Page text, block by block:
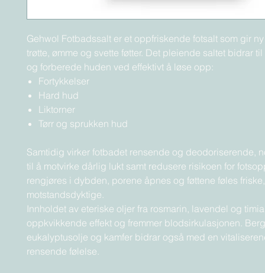
Gehwol Fotbadssalt er et oppfriskende fotsalt som gir
trøtte, ømme og svette føtter. Det pleiende saltet bidrar
og forberede huden ved effektivt å løse opp:
Fortykkelser
Hard hud
Liktorner
Tørr og sprukken hud
Samtidig virker fotbadet rensende og deodoriserende,
til å motvirke dårlig lukt samt redusere risikoen for
rengjøres i dybden, porene åpnes og føttene føles
motstandsdyktige.
Innholdet av eteriske oljer fra rosmarin, lavendel og
oppkvikkende effekt og fremmer blodsirkulasjonen.
eukalyptusolje og kamfer bidrar også med en
rensende følelse.